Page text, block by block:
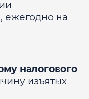
ежегодно на
налогового
изъятых